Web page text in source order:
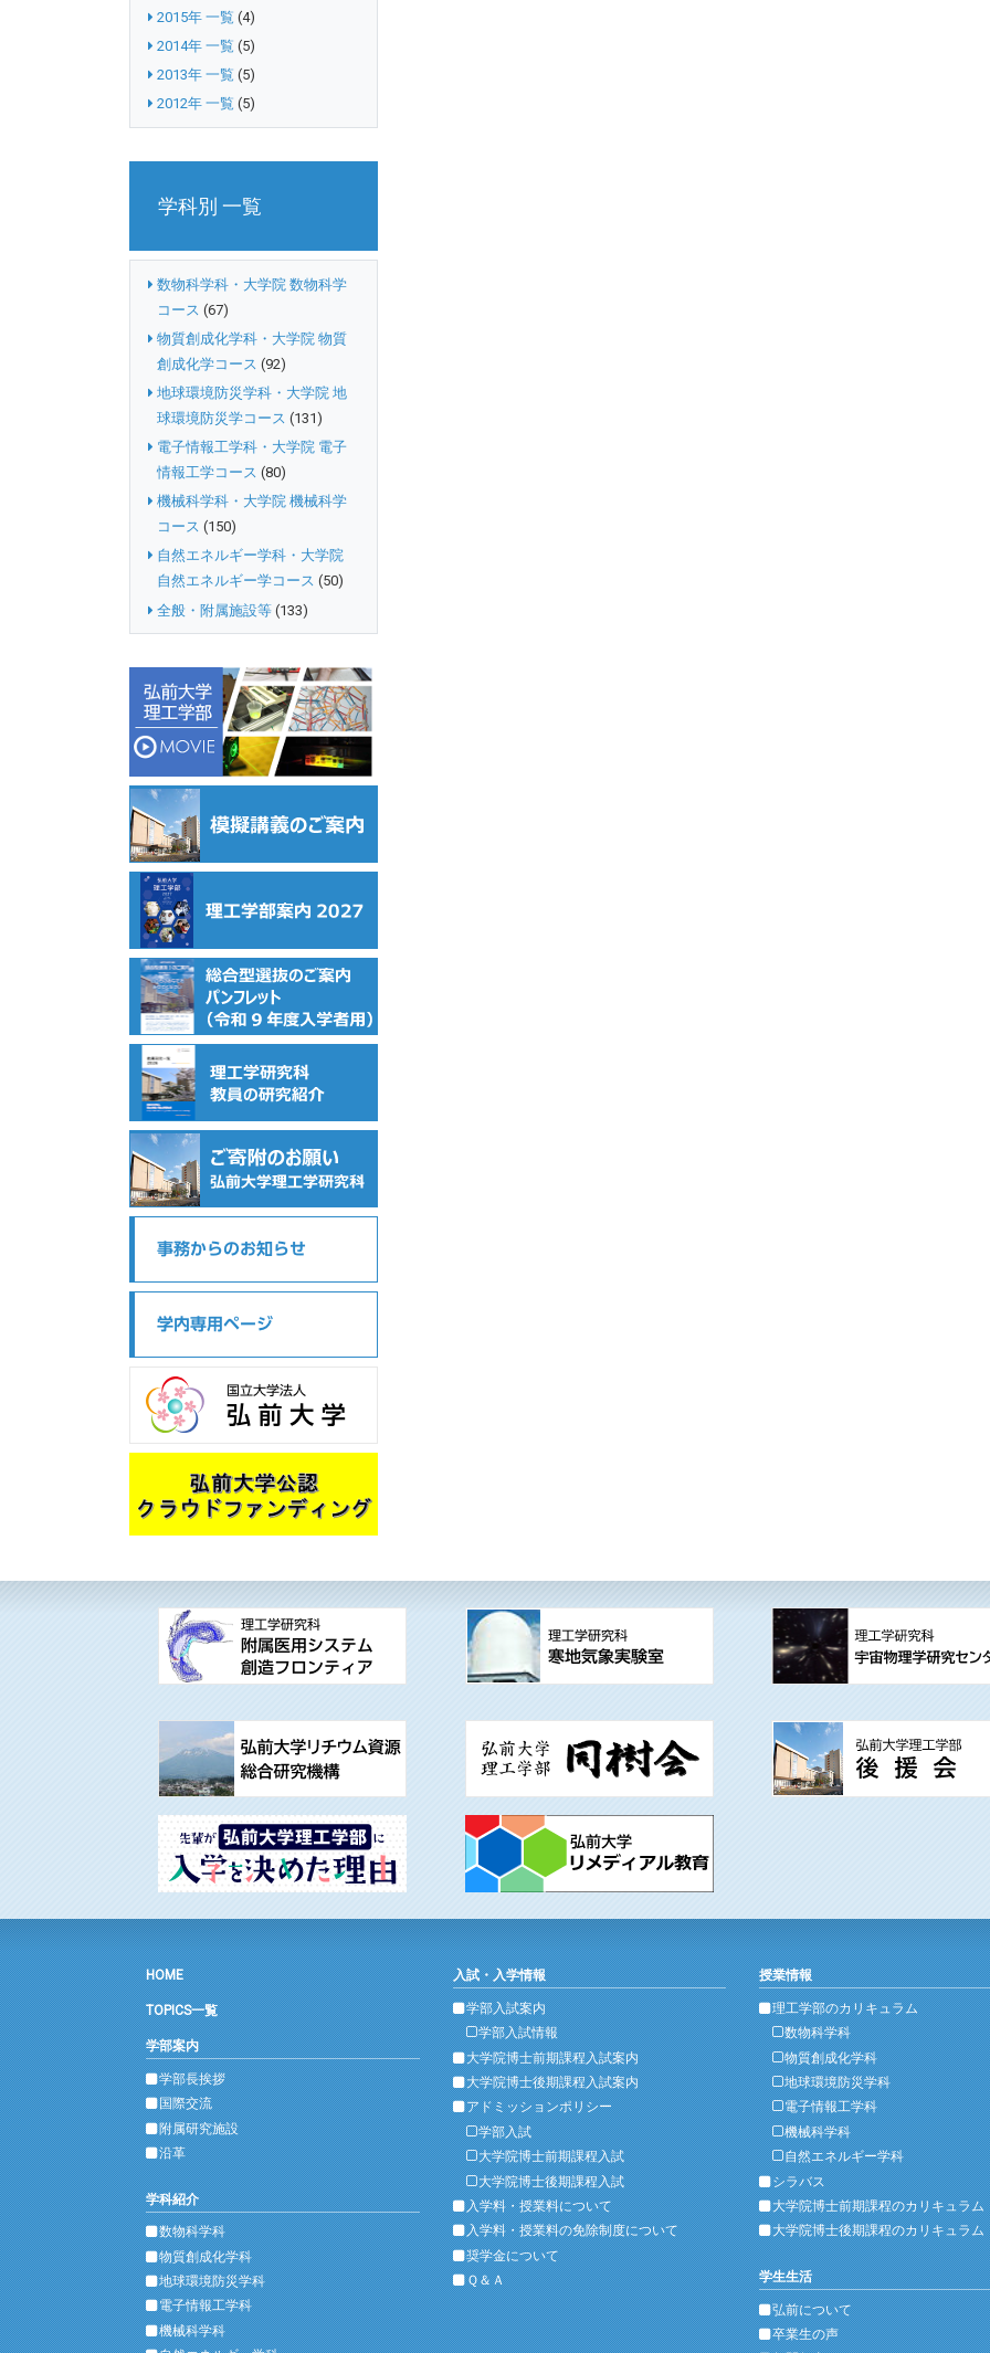
2015年 一覧 (4)
2014年 一覧 (5)
2013年 一覧 (5)
2012年 一覧 (5)
学科別 一覧
数物科学科・大学院 数物科学
コース (67)
物質創成化学科・大学院 物質
創成化学コース (92)
地球環境防災学科・大学院 地
球環境防災学コース (131)
電子情報工学科・大学院 電子
情報工学コース (80)
機械科学科・大学院 機械科学
コース (150)
自然エネルギー学科・大学院
自然エネルギー学コース (50)
全般・附属施設等 (133)
HOME
TOPICS一覧
学部案内
学部長挨拶
国際交流
附属研究施設
沿革
学科紹介
数物科学科
物質創成化学科
地球環境防災学科
電子情報工学科
機械科学科
入試・入学情報
学部入試案内
学部入試情報
大学院博士前期課程入試案内
大学院博士後期課程入試案内
アドミッションポリシー
学部入試
大学院博士前期課程入試
大学院博士後期課程入試
入学料・授業料について
入学料・授業料の免除制度について
奨学金について
Ｑ＆Ａ
授業情報
理工学部のカリキュラム
数物科学科
物質創成化学科
地球環境防災学科
電子情報工学科
機械科学科
自然エネルギー学科
シラバス
大学院博士前期課程のカリキュラム
大学院博士後期課程のカリキュラム
学生生活
弘前について
卒業生の声